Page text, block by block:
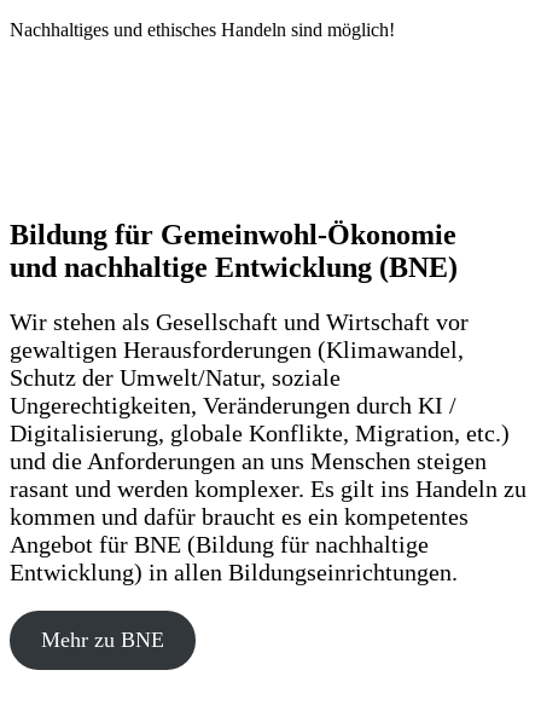
Nachhaltiges und ethisches Handeln sind möglich!
Bildung für Gemeinwohl-Ökonomie
und nachhaltige Entwicklung (BNE)
Wir stehen als Gesellschaft und Wirtschaft vor
gewaltigen Herausforderungen (Klimawandel,
Schutz der Umwelt/Natur, soziale
Ungerechtigkeiten, Veränderungen durch KI /
Digitalisierung, globale Konflikte, Migration, etc.)
und die Anforderungen an uns Menschen steigen
rasant und werden komplexer. Es gilt ins Handeln zu
kommen und dafür braucht es ein kompetentes
Angebot für BNE (Bildung für nachhaltige
Entwicklung) in allen Bildungseinrichtungen.
Mehr zu BNE